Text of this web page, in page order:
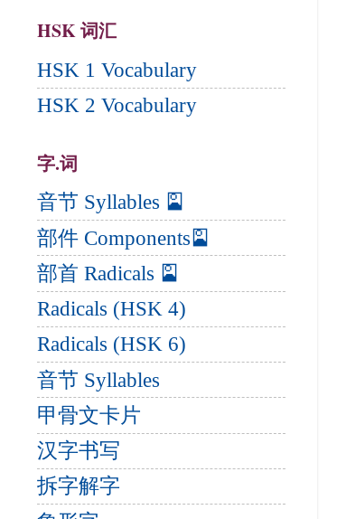
HSK 词汇
HSK 1 Vocabulary
HSK 2 Vocabulary
字.词
音节 Syllables 🎴
部件 Components🎴
部首 Radicals 🎴
Radicals (HSK 4)
Radicals (HSK 6)
音节 Syllables
甲骨文卡片
汉字书写
拆字解字